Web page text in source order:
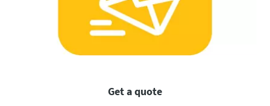
Get a quote